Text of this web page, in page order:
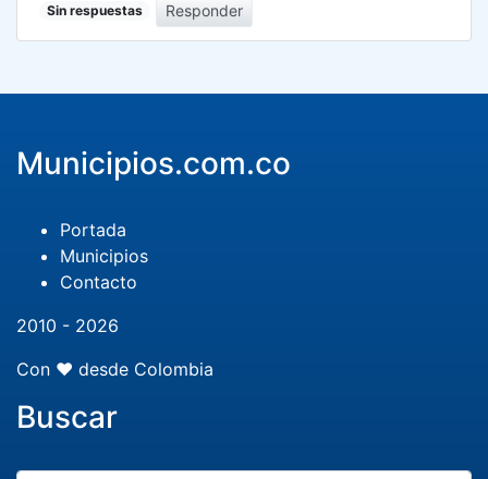
Sin respuestas Responder
Municipios.com.co
Portada
Municipios
Contacto
2010 - 2026
Con ❤️ desde Colombia
Buscar